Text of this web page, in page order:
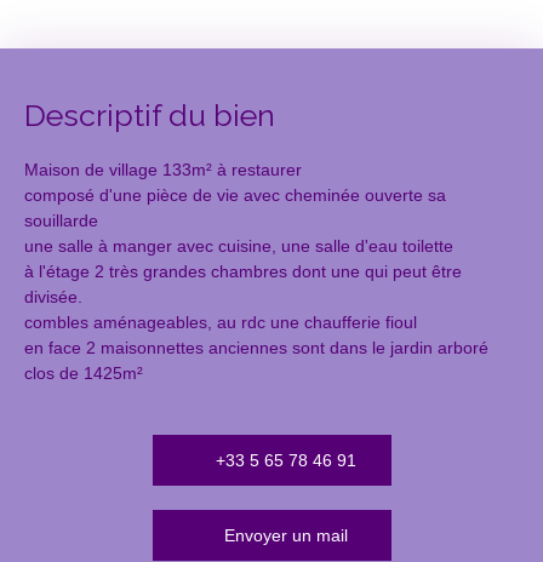
Descriptif du bien
Maison de village 133m² à restaurer
composé d'une pièce de vie avec cheminée ouverte sa
souillarde
une salle à manger avec cuisine, une salle d'eau toilette
à l'étage 2 très grandes chambres dont une qui peut être
divisée.
combles aménageables, au rdc une chaufferie fioul
en face 2 maisonnettes anciennes sont dans le jardin arboré
clos de 1425m²
+33 5 65 78 46 91
Envoyer un mail